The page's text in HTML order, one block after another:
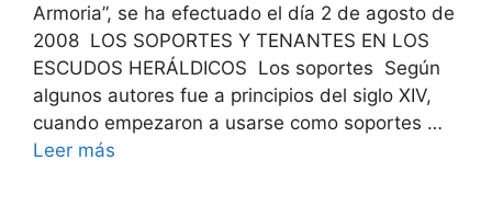
Armoria”, se ha efectuado el día 2 de agosto de
2008 LOS SOPORTES Y TENANTES EN LOS
ESCUDOS HERÁLDICOS Los soportes Según
algunos autores fue a principios del siglo XIV,
cuando empezaron a usarse como soportes …
Leer más